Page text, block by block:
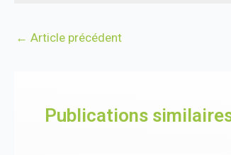
← Article précédent
Publications